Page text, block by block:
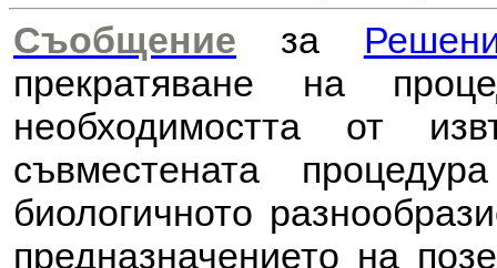
Съобщение за
прекратяване на
необходимостта от
съвместената
биологичното
предназначението на